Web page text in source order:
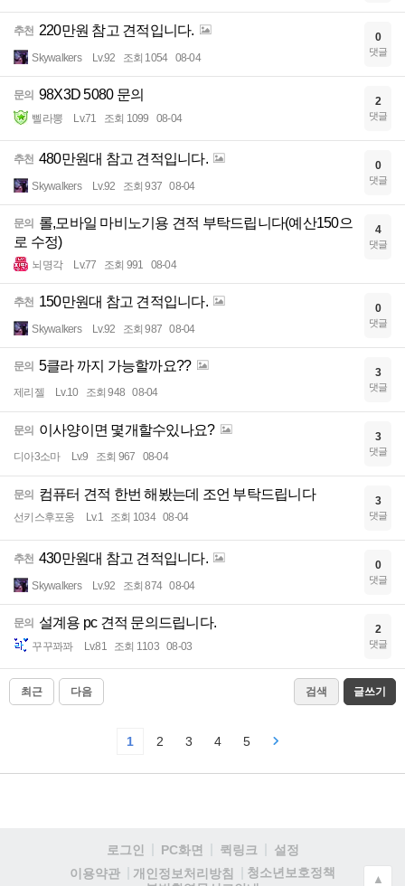
추천 220만원 참고 견적입니다.
Skywalkers Lv.92 조회 1054 08-04
0
댓글
문의 98X3D 5080 문의
삘라뽕 Lv.71 조회 1099 08-04
2
댓글
추천 480만원대 참고 견적입니다.
Skywalkers Lv.92 조회 937 08-04
0
댓글
문의
롤,모바일 마비노기용 견적 부탁드립니다(예산150으
로 수정)
뇌명각 Lv.77 조회 991 08-04
4
댓글
추천 150만원대 참고 견적입니다.
Skywalkers Lv.92 조회 987 08-04
0
댓글
문의 5클라 까지 가능할까요??
제리젤 Lv.10 조회 948 08-04
3
댓글
문의 이사양이면 몇개할수있나요?
디아3소마 Lv.9 조회 967 08-04
3
댓글
문의 컴퓨터 견적 한번 해봤는데 조언 부탁드립니다
선키스후포옹 Lv.1 조회 1034 08-04
3
댓글
추천 430만원대 참고 견적입니다.
Skywalkers Lv.92 조회 874 08-04
0
댓글
문의 설계용 pc 견적 문의드립니다.
꾸꾸꽈꽈 Lv.81 조회 1103 08-03
2
댓글
최근 다음 검색 글쓰기
1 2 3 4 5
로그인 PC화면 퀵링크
설정
이용약관
개인정보처리방침
청소년보호정책
▲